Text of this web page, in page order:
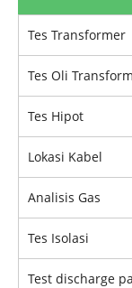
Tes Transformer
Tes Oli
Tes Hipot
Lokasi Kabel
Analisis Gas
Tes Isolasi
Test discharge